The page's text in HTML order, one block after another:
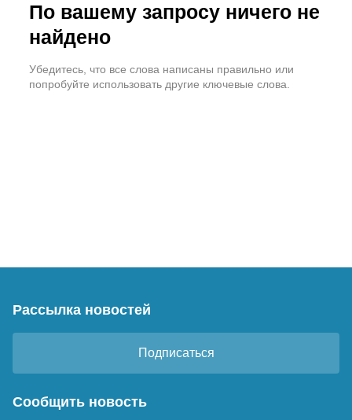
По вашему запросу ничего не
найдено
Убедитесь, что все слова написаны правильно или
попробуйте использовать другие ключевые слова.
Рассылка новостей
Подписаться
Сообщить новость